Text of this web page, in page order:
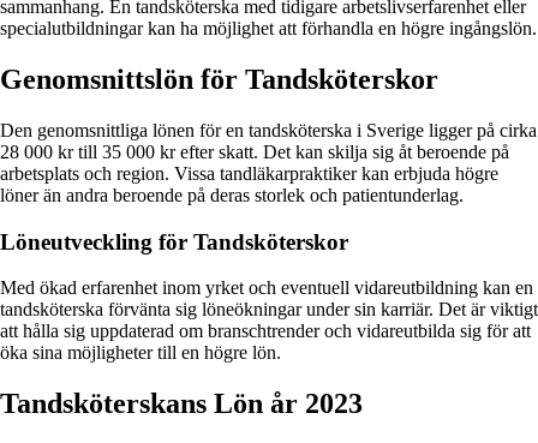
sammanhang. En tandsköterska med tidigare arbetslivserfarenhet eller
specialutbildningar kan ha möjlighet att förhandla en högre ingångslön.
Genomsnittslön för Tandsköterskor
Den genomsnittliga lönen för en tandsköterska i Sverige ligger på cirka
28 000 kr till 35 000 kr efter skatt. Det kan skilja sig åt beroende på
arbetsplats och region. Vissa tandläkarpraktiker kan erbjuda högre
löner än andra beroende på deras storlek och patientunderlag.
Löneutveckling för Tandsköterskor
Med ökad erfarenhet inom yrket och eventuell vidareutbildning kan en
tandsköterska förvänta sig löneökningar under sin karriär. Det är viktigt
att hålla sig uppdaterad om branschtrender och vidareutbilda sig för att
öka sina möjligheter till en högre lön.
Tandsköterskans Lön år 2023